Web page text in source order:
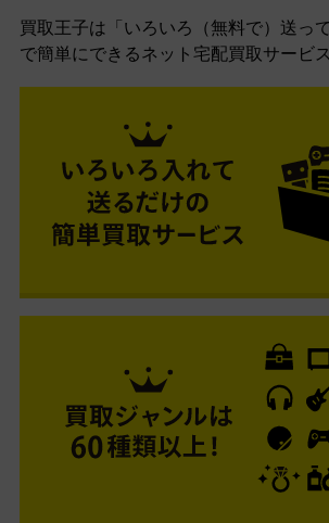
買取王子は「いろいろ（無料で）送っ
で簡単にできるネット宅配買取サービス